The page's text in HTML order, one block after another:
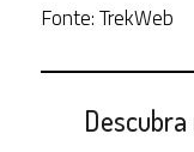
Fonte: TrekWeb